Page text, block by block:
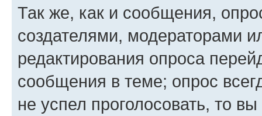
Так же, как и сообщения,
создателями, модераторами
редактирования опроса
сообщения в теме; опрос
не успел проголосовать, то